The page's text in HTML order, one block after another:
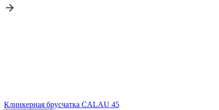
Клинкерная брусчатка CALAU 45